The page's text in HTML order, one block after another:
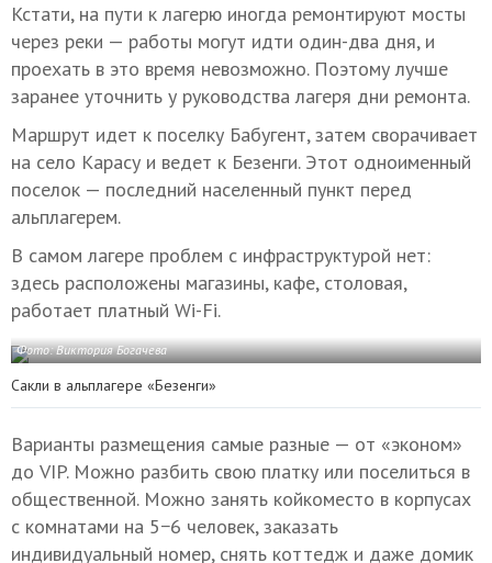
Кстати, на пути к лагерю иногда ремонтируют мосты
через реки — работы могут идти один-два дня, и
проехать в это время невозможно. Поэтому лучше
заранее уточнить у руководства лагеря дни ремонта.
Маршрут идет к поселку Бабугент, затем сворачивает
на село Карасу и ведет к Безенги. Этот одноименный
поселок — последний населенный пункт перед
альплагерем.
В самом лагере проблем с инфраструктурой нет:
здесь расположены магазины, кафе, столовая,
работает платный Wi-Fi.
Фото: Виктория Богачева
Сакли в альплагере «Безенги»
Варианты размещения самые разные — от «эконом»
до VIP. Можно разбить свою платку или поселиться в
общественной. Можно занять койкоместо в корпусах
с комнатами на 5−6 человек, заказать
индивидуальный номер, снять коттедж и даже домик